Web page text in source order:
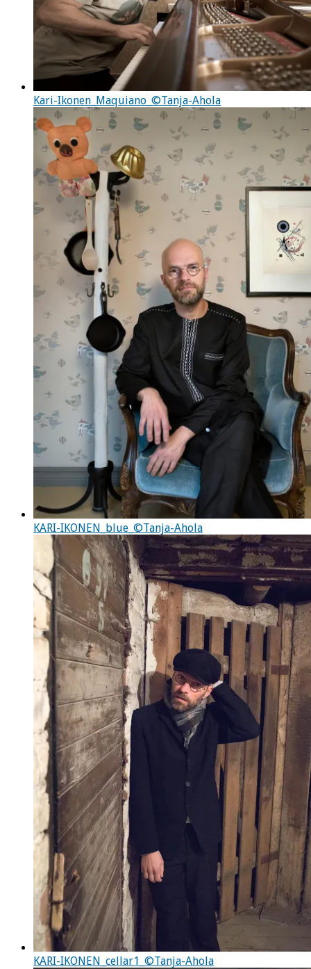
Kari-Ikonen_Maquiano_©Tanja-Ahola
KARI-IKONEN_blue_©Tanja-Ahola
KARI-IKONEN_cellar1_©Tanja-Ahola